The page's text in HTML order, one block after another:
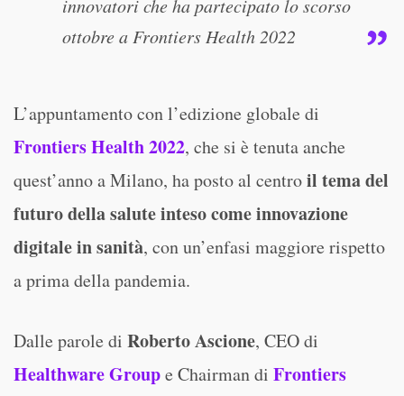
innovatori che ha partecipato lo scorso
ottobre a Frontiers Health 2022
L’appuntamento con l’edizione globale di
Frontiers Health 2022, che si è tenuta anche
quest’anno a Milano, ha posto al centroil tema del
futuro della salute inteso come innovazione
digitale in sanità, con un’enfasi maggiore rispetto
a prima della pandemia.
Dalle parole di Roberto Ascione, CEO di
Healthware Groupe Chairman di Frontiers